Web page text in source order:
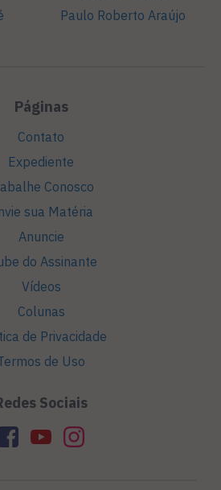
Paulo Roberto Araújo
Páginas
Contato
Expediente
Conosco
sua Matéria
Anuncie
do Assinante
Vídeos
Colunas
de Privacidade
de Uso
Sociais